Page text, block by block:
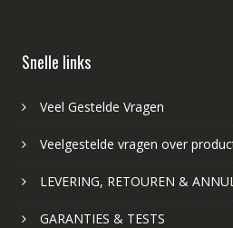
Snelle links
Veel Gestelde Vragen
Veelgestelde vragen over
LEVERING, RETOUREN &
GARANTIES & TESTS